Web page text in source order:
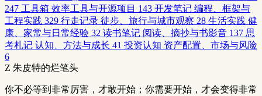
247 工具箱 效率工具与开源项目 143 开发笔记 编程、框架与
工程实践 329 行走记录 徒步、旅行与城市观察 28 生活实践 健
康、家常与日常经验 32 读书笔记 阅读、摘抄与书影音 137 思
考札记 认知、方法与成长 41 投资认知 资产配置、市场与风险
6
Z 朱皮特的烂笔头
你不必等到非常厉害，才敢开始；你需要开始，才会变得非常